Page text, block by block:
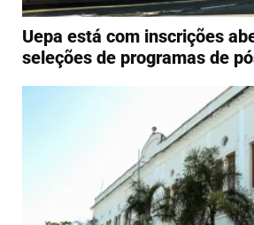
Uepa está com inscrições
seleções de programas de